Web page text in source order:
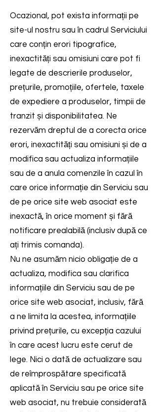
Ocazional, pot exista informații pe
site-ul nostru sau în cadrul Serviciului
care conțin erori tipografice,
inexactități sau omisiuni care pot fi
legate de descrierile produselor,
prețurile, promoțiile, ofertele, taxele
de expediere a produselor, timpii de
tranzit și disponibilitatea. Ne
rezervăm dreptul de a corecta orice
erori, inexactități sau omisiuni și de a
modifica sau actualiza informațiile
sau de a anula comenzile în cazul în
care orice informație din Serviciu sau
de pe orice site web asociat este
inexactă, în orice moment și fără
notificare prealabilă (inclusiv după ce
ați trimis comanda).
Nu ne asumăm nicio obligație de a
actualiza, modifica sau clarifica
informațiile din Serviciu sau de pe
orice site web asociat, inclusiv, fără
a ne limita la acestea, informațiile
privind prețurile, cu excepția cazului
în care acest lucru este cerut de
lege. Nici o dată de actualizare sau
de reîmprospătare specificată
aplicată în Serviciu sau pe orice site
web asociat, nu trebuie considerată